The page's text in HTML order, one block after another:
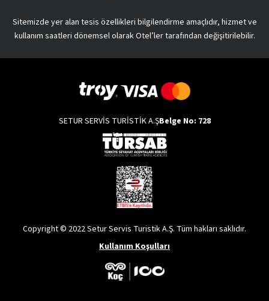
Sitemizde yer alan tesis özellikleri bilgilendirme amaçlıdır, hizmet ve
kullanım saatleri dönemsel olarak Otel’ler tarafından değişitirilebilir.
SETUR SERVİS TURİSTİK A.ŞBelge No: 728
Copyright © 2022 Setur Servis Turistik A.Ş. Tüm hakları saklıdır.
Kullanım Koşulları